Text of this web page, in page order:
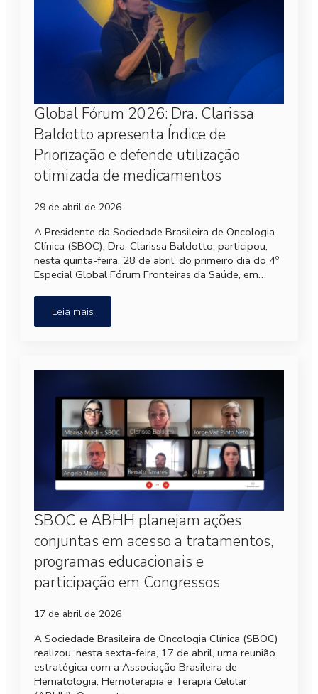
Global Fórum 2026: Dra. Clarissa
Baldotto apresenta Índice de
Priorização e defende utilização
otimizada de medicamentos
29 de abril de 2026
A Presidente da Sociedade Brasileira de Oncologia
Clínica (SBOC), Dra. Clarissa Baldotto, participou,
nesta quinta-feira, 28 de abril, do primeiro dia do 4º
Especial Global Fórum Fronteiras da Saúde, em…
Leia mais
SBOC e ABHH planejam ações
conjuntas em acesso a tratamentos,
programas educacionais e
participação em Congressos
17 de abril de 2026
A Sociedade Brasileira de Oncologia Clínica (SBOC)
realizou, nesta sexta-feira, 17 de abril, uma reunião
estratégica com a Associação Brasileira de
Hematologia, Hemoterapia e Terapia Celular